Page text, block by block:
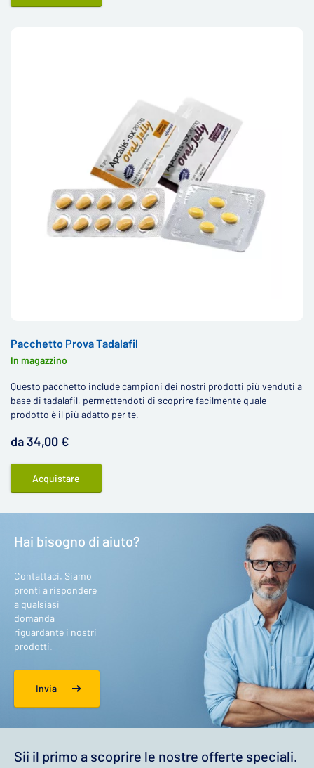
Pacchetto Prova Tadalafil
In magazzino
Questo pacchetto include campioni dei nostri prodotti più venduti a
base di tadalafil, permettendoti di scoprire facilmente quale
prodotto è il più adatto per te.
da 34,00 €
Acquistare
Hai bisogno di aiuto?
Contattaci. Siamo
pronti a rispondere
a qualsiasi
domanda
riguardante i nostri
prodotti.
Invia
Sii il primo a scoprire le nostre offerte speciali.